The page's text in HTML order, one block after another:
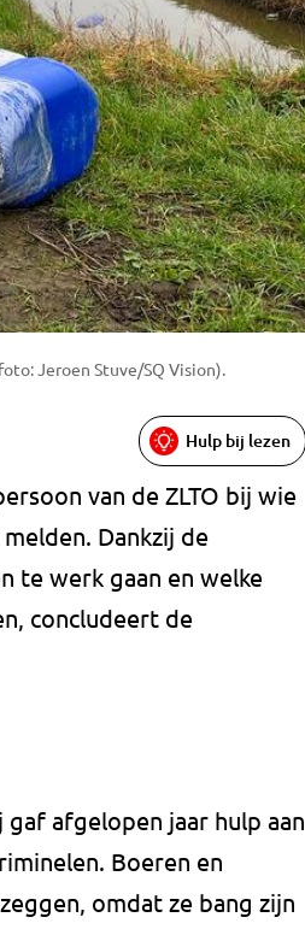
Jeroen Stuve/SQ Vision).
Hulp bij lezen
van de ZLTO bij wie
Dankzij de
te werk gaan en welke
concludeert de
gaf afgelopen jaar hulp aan
Boeren en
omdat ze bang zijn